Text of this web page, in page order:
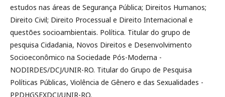
estudos nas áreas de Segurança Pública; Direitos Humanos;
Direito Civil; Direito Processual e Direito Internacional e
questões socioambientais. Política. Titular do grupo de
pesquisa Cidadania, Novos Direitos e Desenvolvimento
Socioeconômico na Sociedade Pós-Moderna -
NODIRDES/DCJ/UNIR-RO. Titular do Grupo de Pesquisa
Políticas Públicas, Violência de Gênero e das Sexualidades -
PPDHGSEXDCJ/UNIR-RO.